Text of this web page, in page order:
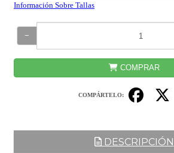
Información Sobre Tallas
−
COMPRAR
COMPÁRTELO:
DESCRIPCIÓN